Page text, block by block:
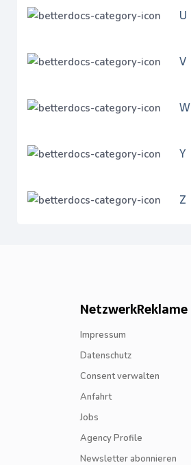
U
V
W
Y
Z
NetzwerkReklame
Impressum
Datenschutz
Consent verwalten
Anfahrt
Jobs
Agency Profile
Newsletter abonnieren